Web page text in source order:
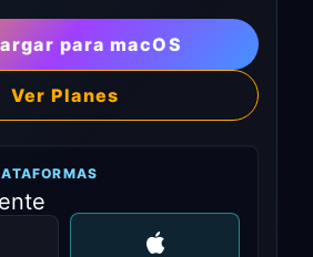
para macOS
Ver Planes